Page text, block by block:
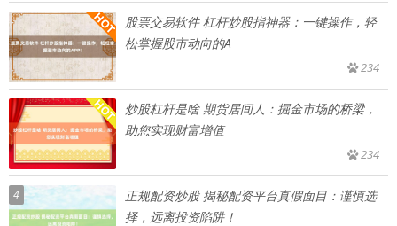
股票交易软件 杠杆炒股指神器：一键操作，轻
松掌握股市动向的A
234
炒股杠杆是啥 期货居间人：掘金市场的桥梁，
助您实现财富增值
234
4
正规配资炒股 揭秘配资平台真假面目：谨慎选
择，远离投资陷阱！